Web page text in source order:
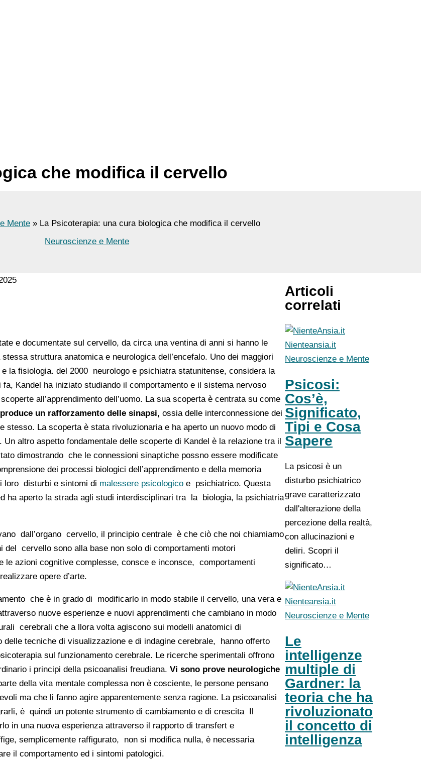
che modifica il cervello
Mente
La Psicoterapia: una cura biologica che modifica il cervello
Neuroscienze e Mente
e documentate sul cervello, da circa una ventina di anni si hanno le
struttura anatomica e neurologica dell’encefalo. Uno dei maggiori
la fisiologia. del 2000 neurologo e psichiatra statunitense, considera la
Kandel ha iniziato studiando il comportamento e il sistema nervoso
all’apprendimento dell’uomo. La sua scoperta è centrata su come
un rafforzamento delle sinapsi, ossia delle interconnessione dei
stesso. La scoperta è stata rivoluzionaria e ha aperto un nuovo modo di
altro aspetto fondamentale delle scoperte di Kandel è la relazione tra il
dimostrando che le connessioni sinaptiche possno essere modificate
dei processi biologici dell’apprendimento e della memoria
loro disturbi e sintomi di malessere psicologico e psichiatrico. Questa
ha aperto la strada agli studi interdisciplinari tra la biologia, la psichiatria
dall’organo cervello, il principio centrale è che ciò che noi chiamiamo
del cervello sono alla base non solo di comportamenti motori
azioni cognitive complesse, consce e inconsce, comportamenti
opere d’arte.
che è in grado di modificarlo in modo stabile il cervello, una vera e
nuove esperienze e nuovi apprendimenti che cambiano in modo
cerebrali che a llora volta agiscono sui modelli anatomici di
tecniche di visualizzazione e di indagine cerebrale, hanno offerto
sul funzionamento cerebrale. Le ricerche sperimentali offrono
i principi della psicoanalisi freudiana. Vi sono prove neurologiche
della vita mentale complessa non è cosciente, le persone pensano
ma che li fanno agire apparentemente senza ragione. La psicoanalisi
è quindi un potente strumento di cambiamento e di crescita Il
in una nuova esperienza attraverso il rapporto di transfert e
semplicemente raffigurato, non si modifica nulla, è necessaria
il comportamento ed i sintomi patologici.
Articoli
correlati
Nienteansia.it
Neuroscienze e Mente
Psicosi:
Cos’è,
Significato,
Tipi e Cosa
Sapere
La psicosi è un
disturbo psichiatrico
grave caratterizzato
dall'alterazione della
percezione della realtà,
con allucinazioni e
deliri. Scopri il
significato…
Nienteansia.it
Neuroscienze e Mente
Le
intelligenze
multiple di
Gardner: la
teoria che ha
rivoluzionato
il concetto di
intelligenza